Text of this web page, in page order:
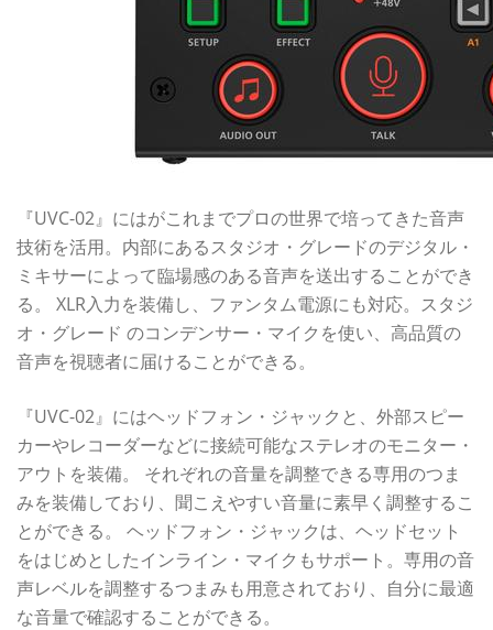
『UVC-02』にはがこれまでプロの世界で培ってきた音声
技術を活用。内部にあるスタジオ・グレードのデジタル・
ミキサーによって臨場感のある音声を送出することができ
る。 XLR入力を装備し、ファンタム電源にも対応。スタジ
オ・グレード のコンデンサー・マイクを使い、高品質の
音声を視聴者に届けることができる。
『UVC-02』にはヘッドフォン・ジャックと、外部スピー
カーやレコーダーなどに接続可能なステレオのモニター・
アウトを装備。 それぞれの音量を調整できる専用のつま
みを装備しており、聞こえやすい音量に素早く調整するこ
とができる。 ヘッドフォン・ジャックは、ヘッドセット
をはじめとしたインライン・マイクもサポート。専用の音
声レベルを調整するつまみも用意されており、自分に最適
な音量で確認することができる。